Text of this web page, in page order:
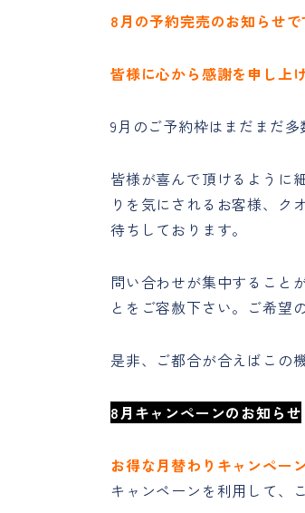
8月の予約完売のお知らせ
皆様に心から感謝を申し上げ
9月のご予約枠はまだまだ多
皆様が喜んで頂けるように
りを気にされるお客様、ク
待ちしております。
問い合わせが集中すること
とをご容赦下さい。ご希望
是非、ご都合が合えばこの
8月キャンペーンのお知らせ
お得な月替わりキャンペー
キャンペーンを利用して、